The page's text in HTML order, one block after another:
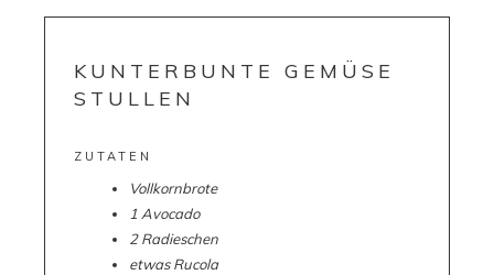
KUNTERBUNTE GEMÜSE
STULLEN
ZUTATEN
Vollkornbrote
1 Avocado
2 Radieschen
etwas Rucola